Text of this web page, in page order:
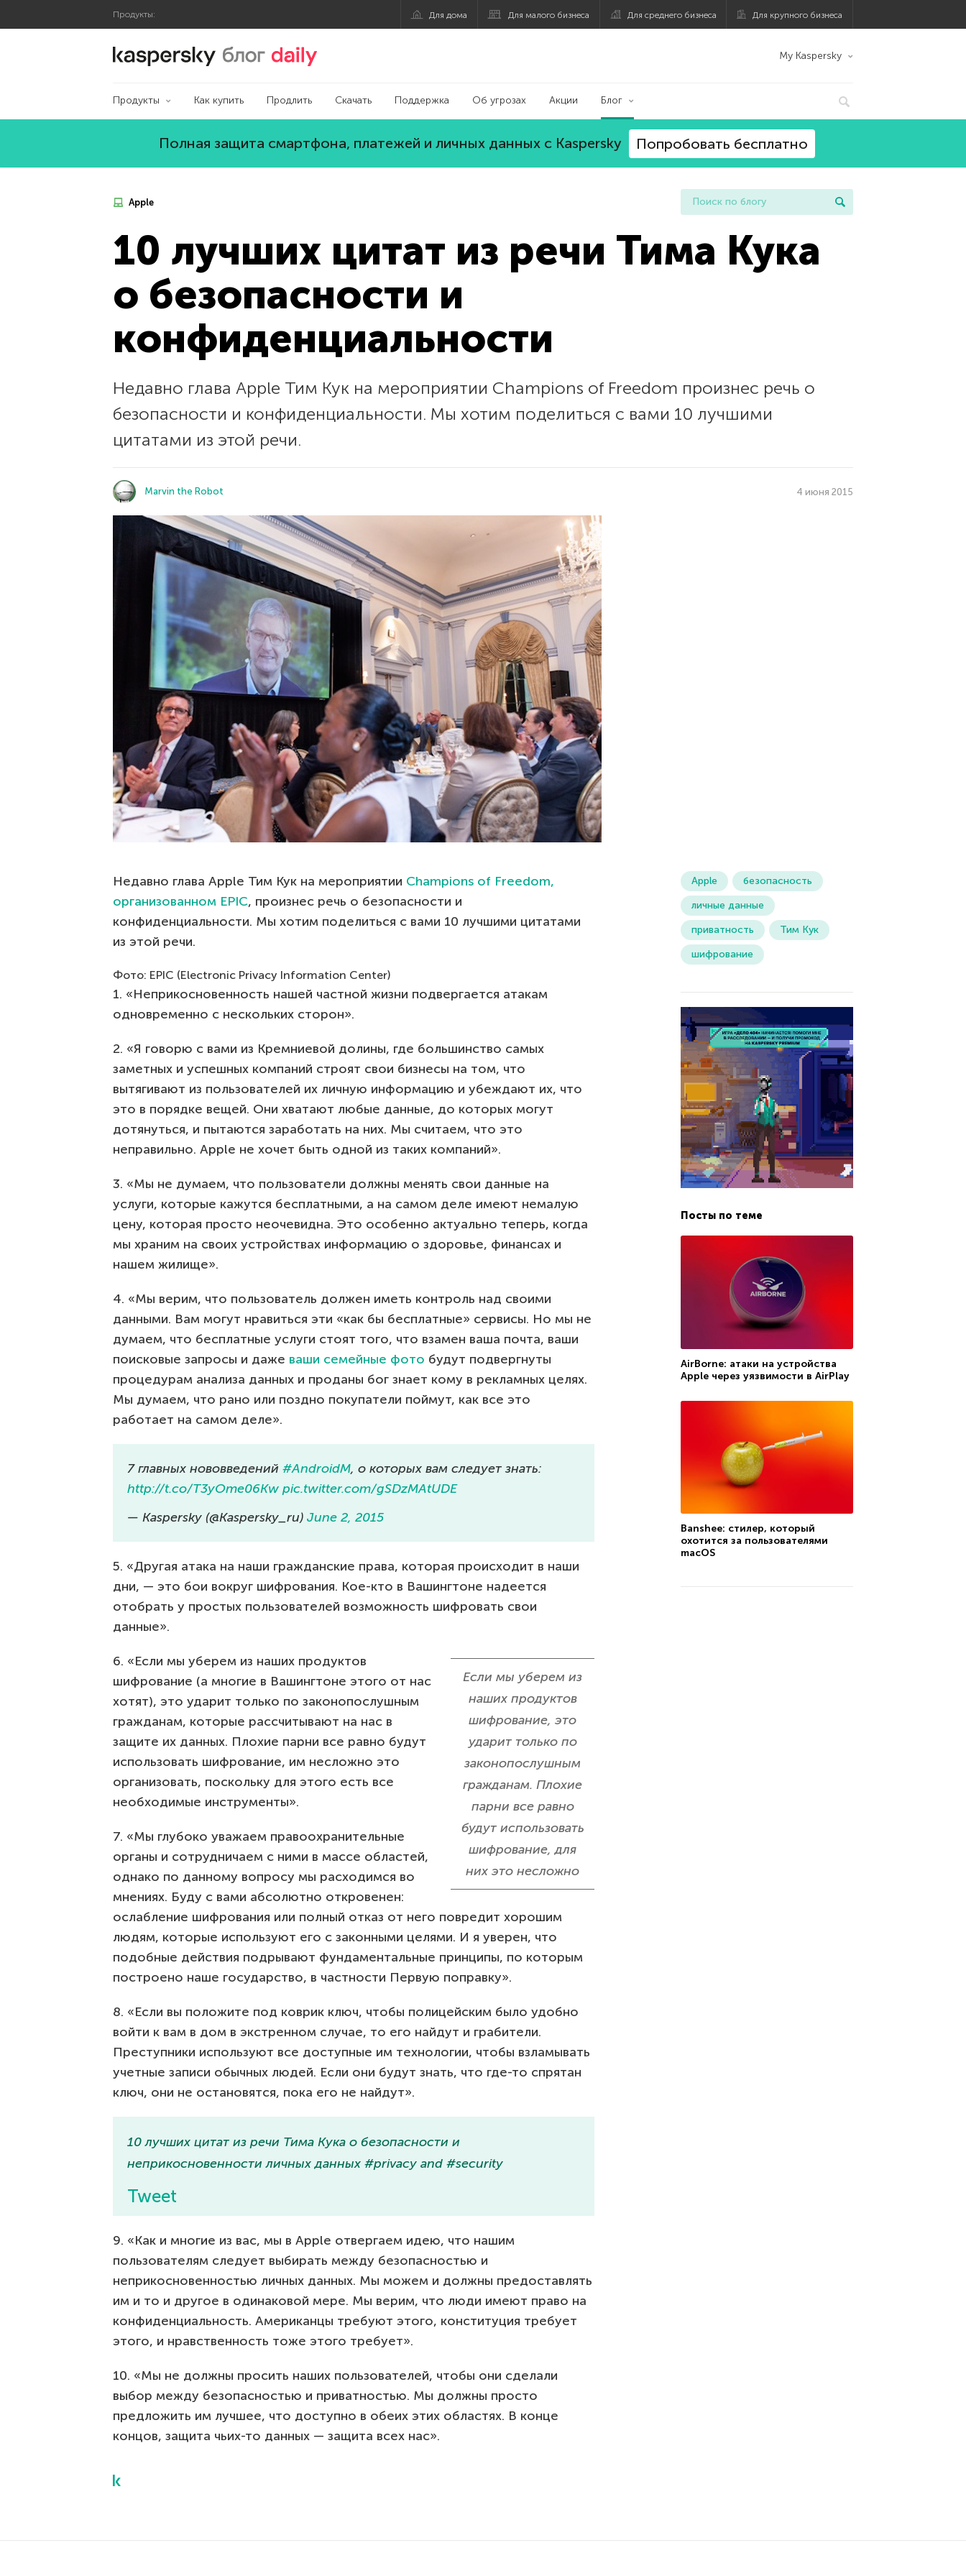
Продукты: Для дома Для малого бизнеса Для среднего бизнеса Для крупного бизнеса
Блог Касперского My Kaspersky
Продукты Как купить Продлить Скачать Поддержка Об угрозах Акции Блог
Полная защита смартфона, платежей и личных данных с Kaspersky Попробовать бесплатно
Apple
10 лучших цитат из речи Тима Кука
о безопасности и
конфиденциальности
Недавно глава Apple Тим Кук на мероприятии Champions of Freedom произнес речь о
безопасности и конфиденциальности. Мы хотим поделиться с вами 10 лучшими
цитатами из этой речи.
Marvin the Robot 4 июня 2015
Недавно глава Apple Тим Кук на мероприятии Champions of Freedom,
организованном EPIC, произнес речь о безопасности и
конфиденциальности. Мы хотим поделиться с вами 10 лучшими цитатами
из этой речи.
Фото: EPIC (Electronic Privacy Information Center)
1. «Неприкосновенность нашей частной жизни подвергается атакам
одновременно с нескольких сторон».
2. «Я говорю с вами из Кремниевой долины, где большинство самых
заметных и успешных компаний строят свои бизнесы на том, что
вытягивают из пользователей их личную информацию и убеждают их, что
это в порядке вещей. Они хватают любые данные, до которых могут
дотянуться, и пытаются заработать на них. Мы считаем, что это
неправильно. Apple не хочет быть одной из таких компаний».
3. «Мы не думаем, что пользователи должны менять свои данные на
услуги, которые кажутся бесплатными, а на самом деле имеют немалую
цену, которая просто неочевидна. Это особенно актуально теперь, когда
мы храним на своих устройствах информацию о здоровье, финансах и
нашем жилище».
4. «Мы верим, что пользователь должен иметь контроль над своими
данными. Вам могут нравиться эти «как бы бесплатные» сервисы. Но мы не
думаем, что бесплатные услуги стоят того, что взамен ваша почта, ваши
поисковые запросы и даже ваши семейные фото будут подвергнуты
процедурам анализа данных и проданы бог знает кому в рекламных целях.
Мы думаем, что рано или поздно покупатели поймут, как все это
работает на самом деле».
7 главных нововведений #AndroidM, о которых вам следует знать:
http://t.co/T3yOme06Kw pic.twitter.com/gSDzMAtUDE
— Kaspersky (@Kaspersky_ru) June 2, 2015
5. «Другая атака на наши гражданские права, которая происходит в наши
дни, — это бои вокруг шифрования. Кое-кто в Вашингтоне надеется
отобрать у простых пользователей возможность шифровать свои
данные».
Если мы уберем из
наших продуктов
шифрование, это
ударит только по
законопослушным
гражданам. Плохие
парни все равно
будут использовать
шифрование, для
них это несложно
6. «Если мы уберем из наших продуктов
шифрование (а многие в Вашингтоне этого от нас
хотят), это ударит только по законопослушным
гражданам, которые рассчитывают на нас в
защите их данных. Плохие парни все равно будут
использовать шифрование, им несложно это
организовать, поскольку для этого есть все
необходимые инструменты».
7. «Мы глубоко уважаем правоохранительные
органы и сотрудничаем с ними в массе областей,
однако по данному вопросу мы расходимся во
мнениях. Буду с вами абсолютно откровенен:
ослабление шифрования или полный отказ от него повредит хорошим
людям, которые используют его с законными целями. И я уверен, что
подобные действия подрывают фундаментальные принципы, по которым
построено наше государство, в частности Первую поправку».
8. «Если вы положите под коврик ключ, чтобы полицейским было удобно
войти к вам в дом в экстренном случае, то его найдут и грабители.
Преступники используют все доступные им технологии, чтобы взламывать
учетные записи обычных людей. Если они будут знать, что где-то спрятан
ключ, они не остановятся, пока его не найдут».
10 лучших цитат из речи Тима Кука о безопасности и
неприкосновенности личных данных #privacy and #security
Tweet
9. «Как и многие из вас, мы в Apple отвергаем идею, что нашим
пользователям следует выбирать между безопасностью и
неприкосновенностью личных данных. Мы можем и должны предоставлять
им и то и другое в одинаковой мере. Мы верим, что люди имеют право на
конфиденциальность. Американцы требуют этого, конституция требует
этого, и нравственность тоже этого требует».
10. «Мы не должны просить наших пользователей, чтобы они сделали
выбор между безопасностью и приватностью. Мы должны просто
предложить им лучшее, что доступно в обеих этих областях. В конце
концов, защита чьих-то данных — защита всех нас».
Apple
безопасность
личные данные
приватность
Тим Кук
шифрование
Посты по теме
AirBorne: атаки на устройства
Apple через уязвимости в AirPlay
Banshee: стилер, который
охотится за пользователями
macOS